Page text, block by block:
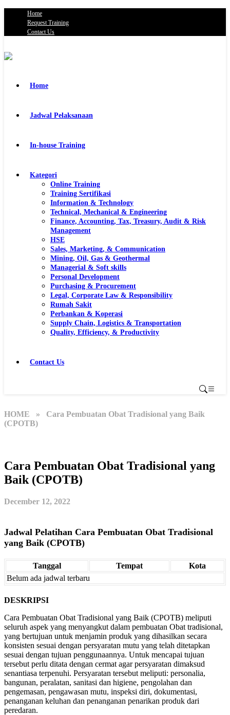
Home
Request Training
Contact Us
Home
Jadwal Pelaksanaan
In-house Training
Kategori
Online Training
Training Sertifikasi
Information & Technology
Technical, Mechanical & Engineering
Finance, Accounting, Tax, Treasury, Audit & Risk
Management
HSE
Sales, Marketing, & Communication
Mining, Oil, Gas & Geothermal
Managerial & Soft skills
Personal Development
Purchasing & Procurement
Legal, Corporate Law & Responsibility
Rumah Sakit
Perbankan & Koperasi
Supply Chain, Logistics & Transportation
Quality, Efficiency, & Productivity
Contact Us
HOME » Cara Pembuatan Obat Tradisional yang Baik
(CPOTB)
Cara Pembuatan Obat Tradisional yang
Baik (CPOTB)
December 12, 2022
Jadwal Pelatihan Cara Pembuatan Obat Tradisional
yang Baik (CPOTB)
Tanggal Tempat
Kota
Belum ada jadwal terbaru
DESKRIPSI
Cara Pembuatan Obat Tradisional yang Baik (CPOTB) meliputi
seluruh aspek yang menyangkut dalam pembuatan Obat tradisional,
yang bertujuan untuk menjamin produk yang dihasilkan secara
konsisten sesuai dengan persyaratan mutu yang telah ditetapkan
sesuai dengan tujuan penggunaannya. Untuk mencapai tujuan
tersebut perlu ditata dengan cermat agar persyaratan dimaksud
senantiasa terpenuhi. Persyaratan tersebut meliputi: personalia,
bangunan, peralatan, sanitasi dan higiene, pengolahan dan
pengemasan, pengawasan mutu, inspeksi diri, dokumentasi,
penanganan keluhan dan penanganan penarikan produk dari
peredaran.